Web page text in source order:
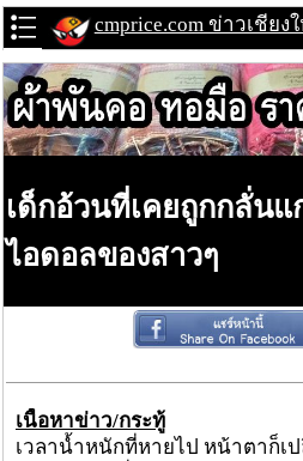
cmprice.com ข่าวเชีย
เด็กอ้วนที่เคยถูกกลั่น
ไอดอลของสาวๆ
เนื้อหาข่าว/กระทู้
เวลาน้ำหนักที่หายไป หน้าตาก็เ